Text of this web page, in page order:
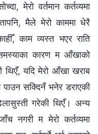
मेरो वर्तमान कर्तव्यमा
मैले मेरो काममा धेरै
काम व्यस्त भएर राति
कारण म आँखाको
थिएँ, यदि मेरो आँखा खराब
पाउन सक्दिनँ भनेर डराएकी
गरेकी थिएँ। अन्य
नगरी म मेरो कर्तव्यमा